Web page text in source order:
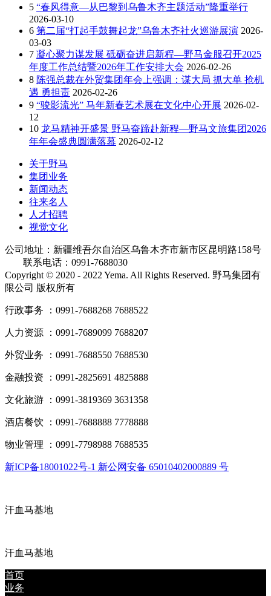
5 “春风得意—从巴黎到乌鲁木齐主题活动”隆重举行
2026-03-10
6 第二届“打起手鼓舞起龙”乌鲁木齐社火巡游展演 2026-
03-03
7 凝心聚力谋发展 砥砺奋进启新程—野马金服召开2025
年度工作总结暨2026年工作安排大会 2026-02-26
8 陈强总裁在外贸集团年会上强调：谋大局 抓大单 抢机
遇 勇担责 2026-02-26
9 “骏影流光” 马年新春艺术展在文化中心开展 2026-02-
12
10 龙马精神开盛景 野马奋蹄赴新程—野马文旅集团2026
年年会盛典圆满落幕 2026-02-12
关于野马
集团业务
新闻动态
往来名人
人才招聘
视觉文化
公司地址：新疆维吾尔自治区乌鲁木齐市新市区昆明路158号
联系电话：0991-7688030
Copyright © 2020 - 2022 Yema. All Rights Reserved. 野马集团有
限公司 版权所有
行政事务 ：0991-7688268 7688522
人力资源 ：0991-7689099 7688207
外贸业务 ：0991-7688550 7688530
金融投资 ：0991-2825691 4825888
文化旅游 ：0991-3819369 3631358
酒店餐饮 ：0991-7688888 7778888
物业管理 ：0991-7798988 7688535
新ICP备18001022号-1 新公网安备 65010402000889 号
汗血马基地
汗血马基地
首页
业务